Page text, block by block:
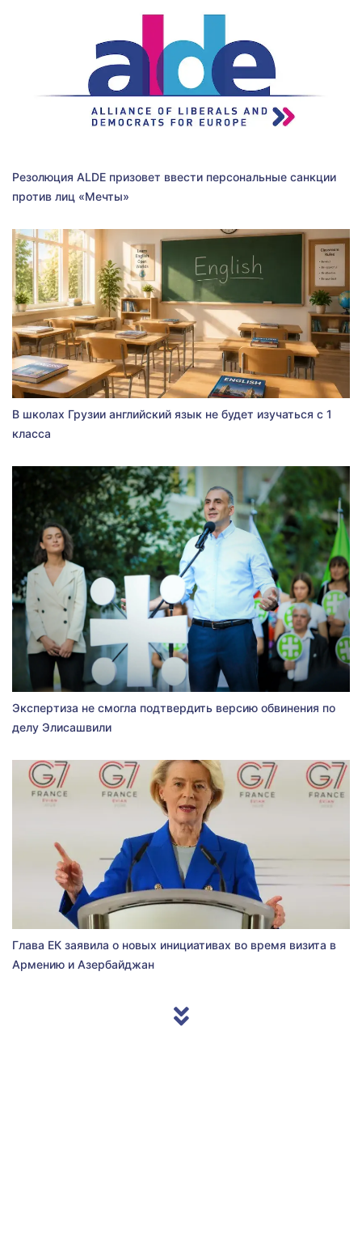
Резолюция ALDE призовет ввести персональные санкции
против лиц «Мечты»
В школах Грузии английский язык не будет изучаться с 1
класса
Экспертиза не смогла подтвердить версию обвинения по
делу Элисашвили
Глава ЕК заявила о новых инициативах во время визита в
Армению и Азербайджан